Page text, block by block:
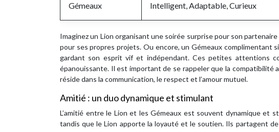
Gémeaux Intelligent, Adaptable, Curieux
Imaginez un Lion organisant une soirée surprise pour son
pour ses propres projets. Ou encore, un Gémeaux
gardant son esprit vif et indépendant. Ces petites attentions
épanouissante. Il est important de se rappeler que la compatibilité
réside dans la communication, le respect et l’amour mutuel.
Amitié : un duo dynamique et stimulant
L’amitié entre le Lion et les Gémeaux est souvent dynamique et
tandis que le Lion apporte la loyauté et le soutien. Ils partagent